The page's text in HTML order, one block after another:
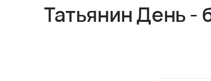
Татьянин День -